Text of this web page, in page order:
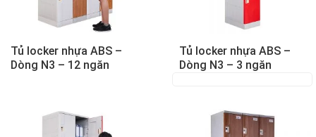
Tủ locker nhựa ABS –
Dòng N3 – 12 ngăn
Tủ locker nhựa ABS –
Dòng N3 – 3 ngăn